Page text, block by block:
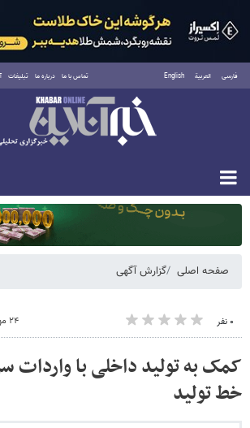
فارسی العربية English تماس با ما درباره ما تبلیغات
یکشنبه ۱۸ مرداد ۱۴۰۵
صفحه اصلی گزارش آگهی
۰ نفر ۲۴ مهر ۱۳۹۸ - ۱۱:۳۹
کمک به تولید داخلی با واردات
خط تولید